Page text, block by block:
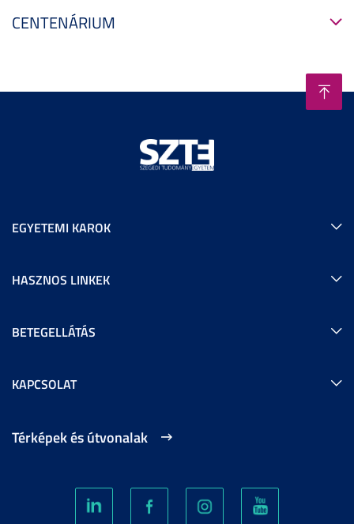
CENTENÁRIUM
EGYETEMI KAROK
HASZNOS LINKEK
BETEGELLÁTÁS
KAPCSOLAT
Térképek és útvonalak